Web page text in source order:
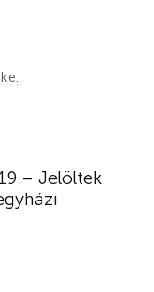
– Jelöltek